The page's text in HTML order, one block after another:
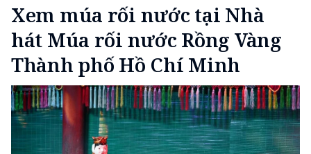
Xem múa rối nước tại Nhà
hát Múa rối nước Rồng Vàng
Thành phố Hồ Chí Minh